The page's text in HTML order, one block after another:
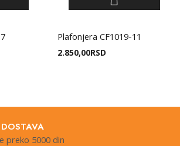
Plafonjera CF1019-11
2.850,00RSD
preko 5000 din